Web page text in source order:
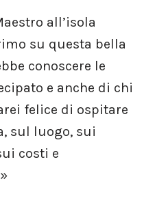
all’isola
su questa bella
conoscere le
e anche di chi
felice di ospitare
sul luogo, sui
costi e